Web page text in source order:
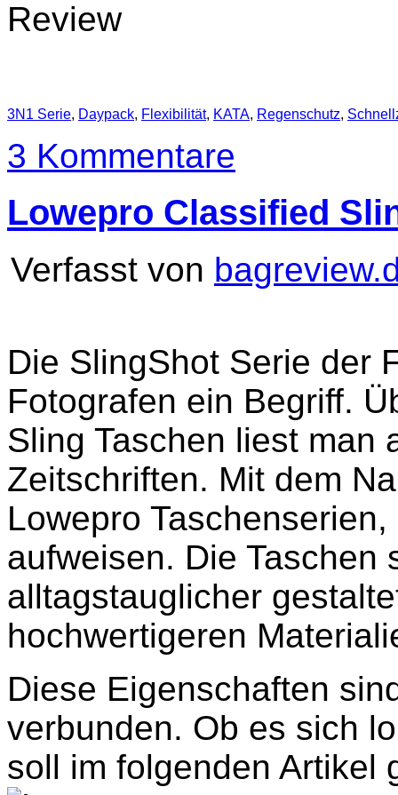
3N1 Serie, Daypack, Flexibilität, KATA, Regenschutz,
3 Kommentare
Lowepro Classified
Verfasst von
Die SlingShot Serie der
Fotografen ein Begriff.
Sling Taschen liest man
Zeitschriften. Mit dem
Lowepro
aufweisen. Die Taschen
alltagstauglicher
hochwertigeren
Diese Eigenschaften
verbunden. Ob es sich
soll im folgenden Artikel